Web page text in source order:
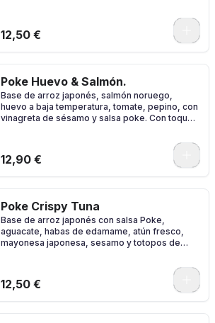
12,50 €
Poke Huevo & Salmón.
Base de arroz japonés, salmón noruego,
huevo a baja temperatura, tomate, pepino, con
vinagreta de sésamo y salsa poke. Con toque
12,90 €
Poke Crispy Tuna
Base de arroz japonés con salsa Poke,
aguacate, habas de edamame, atún fresco,
mayonesa japonesa, sesamo y totopos de
12,50 €